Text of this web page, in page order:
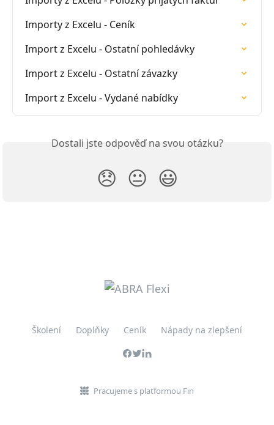
Importy z Excelu - Ceník
Import z Excelu - Ostatní pohledávky
Import z Excelu - Ostatní závazky
Import z Excelu - Vydané nabídky
Dostali jste odpověď na svou otázku?
😞 😐 😃
Školení Doplňky Ceník Nápady na zlepšení
Pracujeme s platformou Fin